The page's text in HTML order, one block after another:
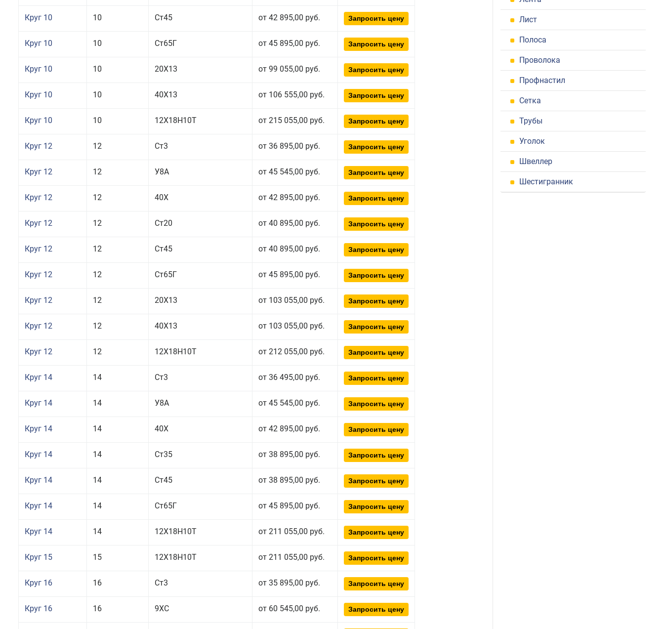
Круг 10 10 Ст45 от 42 895,00 руб. Запросить цену
Круг 10 10 Ст65Г от 45 895,00 руб. Запросить цену
Круг 10 10 20Х13 от 99 055,00 руб. Запросить цену
Круг 10 10 40Х13 от 106 555,00 руб. Запросить цену
Круг 10 10 12Х18Н10Т от 215 055,00 руб. Запросить цену
Круг 12 12 Ст3 от 36 895,00 руб. Запросить цену
Круг 12 12 У8А от 45 545,00 руб. Запросить цену
Круг 12 12 40Х от 42 895,00 руб. Запросить цену
Круг 12 12 Ст20 от 40 895,00 руб. Запросить цену
Круг 12 12 Ст45 от 40 895,00 руб. Запросить цену
Круг 12 12 Ст65Г от 45 895,00 руб. Запросить цену
Круг 12 12 20Х13 от 103 055,00 руб. Запросить цену
Круг 12 12 40Х13 от 103 055,00 руб. Запросить цену
Круг 12 12 12Х18Н10Т от 212 055,00 руб. Запросить цену
Круг 14 14 Ст3 от 36 495,00 руб. Запросить цену
Круг 14 14 У8А от 45 545,00 руб. Запросить цену
Круг 14 14 40Х от 42 895,00 руб. Запросить цену
Круг 14 14 Ст35 от 38 895,00 руб. Запросить цену
Круг 14 14 Ст45 от 38 895,00 руб. Запросить цену
Круг 14 14 Ст65Г от 45 895,00 руб. Запросить цену
Круг 14 14 12Х18Н10Т от 211 055,00 руб. Запросить цену
Круг 15 15 12Х18Н10Т от 211 055,00 руб. Запросить цену
Круг 16 16 Ст3 от 35 895,00 руб. Запросить цену
Круг 16 16 9ХС от 60 545,00 руб. Запросить цену
Лист
Полоса
Проволока
Профнастил
Сетка
Трубы
Уголок
Швеллер
Шестигранник